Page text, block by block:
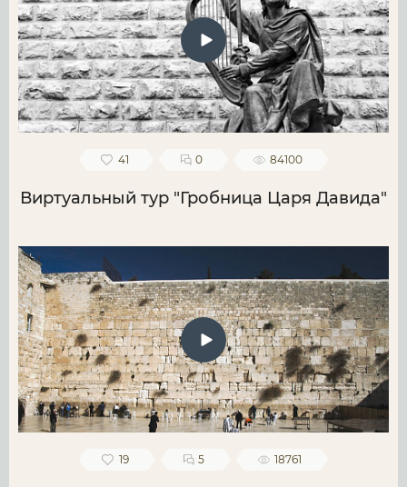
41 0 84100
Виртуальный тур "Гробница Царя Давида"
19 5 18761